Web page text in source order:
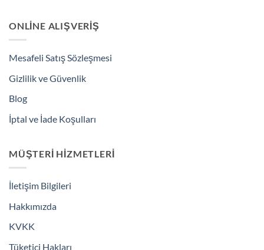
ONLINE ALIŞVERIŞ
Mesafeli Satış Sözleşmesi
Gizlilik ve Güvenlik
Blog
İptal ve İade Koşulları
MÜŞTERI HIZMETLERI
İletişim Bilgileri
Hakkımızda
KVKK
Tüketici Hakları